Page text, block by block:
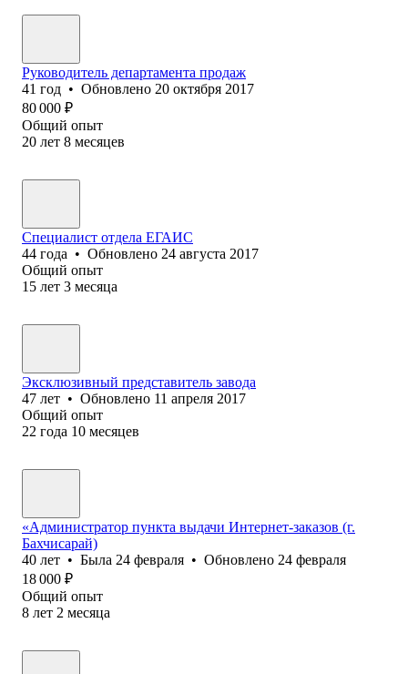
Руководитель департамента продаж
41 год • Обновлено 20 октября 2017
80 000 ₽
Общий опыт
20 лет 8 месяцев
Специалист отдела ЕГАИС
44 года • Обновлено 24 августа 2017
Общий опыт
15 лет 3 месяца
Эксклюзивный представитель завода
47 лет • Обновлено 11 апреля 2017
Общий опыт
22 года 10 месяцев
«Администратор пункта выдачи Интернет-заказов (г.
Бахчисарай)
40 лет • Была 24 февраля • Обновлено 24 февраля
18 000 ₽
Общий опыт
8 лет 2 месяца